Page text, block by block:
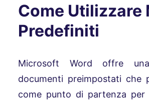
Come Utilizzare
Predefiniti
Microsoft Word offre
documenti preimpostati che
come punto di partenza